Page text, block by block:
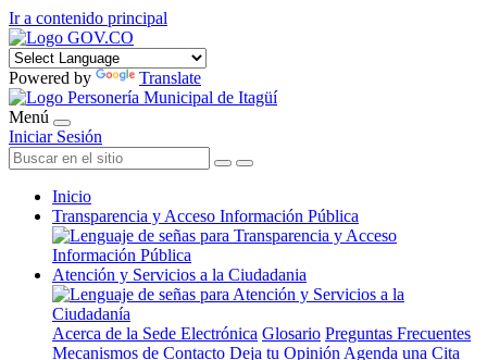
Ir a contenido principal
Powered by Translate
Menú
Iniciar Sesión
Inicio
Transparencia y Acceso Información Pública
Atención y Servicios a la Ciudadania
Acerca de la Sede Electrónica Glosario Preguntas Frecuentes
Mecanismos de Contacto Deja tu Opinión Agenda una Cita